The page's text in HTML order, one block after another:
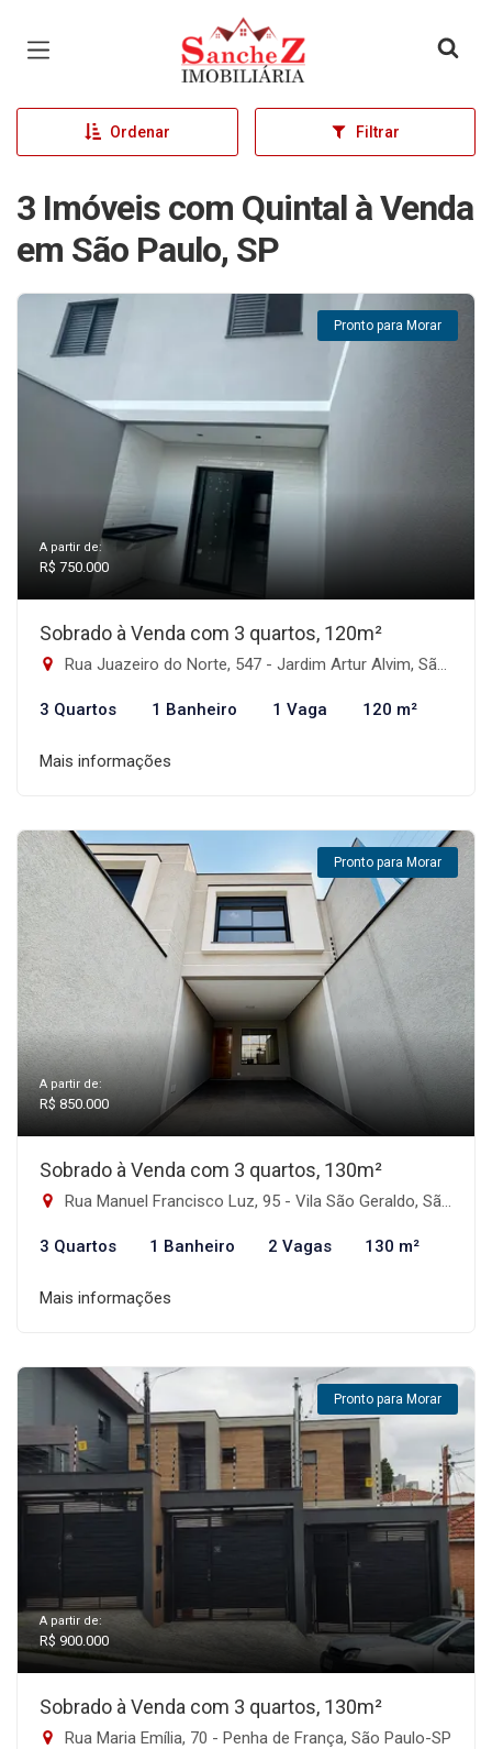
Página inicial
Ordenar Filtrar
3 Imóveis com Quintal à Venda
em São Paulo, SP
Pronto para Morar
A partir de:
R$ 750.000
Sobrado à Venda com 3 quartos, 120m²
Rua Juazeiro do Norte, 547 - Jardim Artur Alvim, São Paulo-SP
3 Quartos 1 Banheiro 1 Vaga 120 m²
Mais informações
Pronto para Morar
A partir de:
R$ 850.000
Sobrado à Venda com 3 quartos, 130m²
Rua Manuel Francisco Luz, 95 - Vila São Geraldo, São Paulo-SP
3 Quartos 1 Banheiro 2 Vagas 130 m²
Mais informações
Pronto para Morar
A partir de:
R$ 900.000
Sobrado à Venda com 3 quartos, 130m²
Rua Maria Emília, 70 - Penha de França, São Paulo-SP